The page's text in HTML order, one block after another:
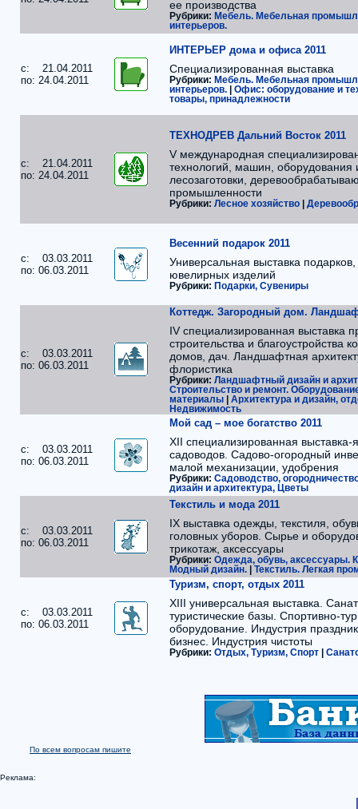
ее производства
Рубрики: Мебель. Мебельная
интерьеров.
c: 21.04.2011
по: 24.04.2011
ИНТЕРЬЕР дома и офиса 2011
Специализированная выставка
Рубрики: Мебель. Мебельная
интерьеров.| Офис: оборудование и
товары, принадлежности
c: 21.04.2011
по: 24.04.2011
ТЕХНОДРЕВ Дальний Восток 2011
V международная
технологий, машин, оборудования
лесозаготовки,
промышленности
Рубрики: Лесное хозяйство|
c: 03.03.2011
по: 06.03.2011
Весенний подарок 2011
Универсальная выставка
ювелирных изделий
Рубрики: Подарки, Сувениры
c: 03.03.2011
по: 06.03.2011
Коттедж. Загородный дом.
IV специализированная выставка
строительства и благоустройства
домов, дач. Ландшафтная
флористика
Рубрики: Ландшафтный дизайн и
Строительство и ремонт.
материалы| Архитектура и дизайн,
Недвижимость
c: 03.03.2011
по: 06.03.2011
Мой сад – мое богатство 2011
XII специализированная выставка-
садоводов. Садово-огородный
малой механизации, удобрения
Рубрики: Садоводство,
дизайн и архитектура, Цветы
c: 03.03.2011
по: 06.03.2011
Текстиль и мода 2011
IX выставка одежды, текстиля,
головных уборов. Сырье и
трикотаж, аксессуары
Рубрики: Одежда, обувь, аксессуары.
Модный дизайн.| Текстиль. Легкая
c: 03.03.2011
по: 06.03.2011
Туризм, спорт, отдых 2011
XIII универсальная выставка.
туристические базы. Спортивно-
оборудование. Индустрия
бизнес. Индустрия чистоты
Рубрики: Отдых, Туризм, Спорт|
По всем вопросам пишите
Реклама: